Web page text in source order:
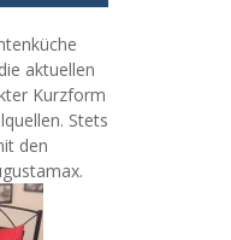
aktuellen
Kurzform
Stets
den